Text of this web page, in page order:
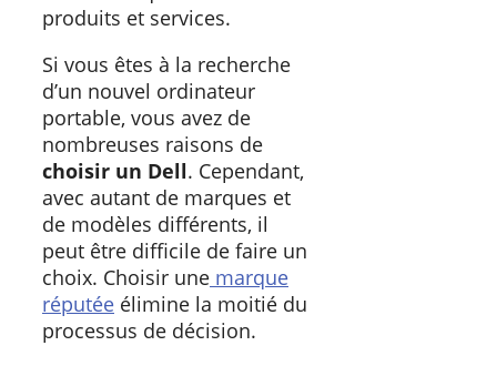
produits et services.
Si vous êtes à la recherche
d’un nouvel ordinateur
portable, vous avez de
nombreuses raisons de
choisir un Dell. Cependant,
avec autant de marques et
de modèles différents, il
peut être difficile de faire un
choix. Choisir une marque
réputée élimine la moitié du
processus de décision.